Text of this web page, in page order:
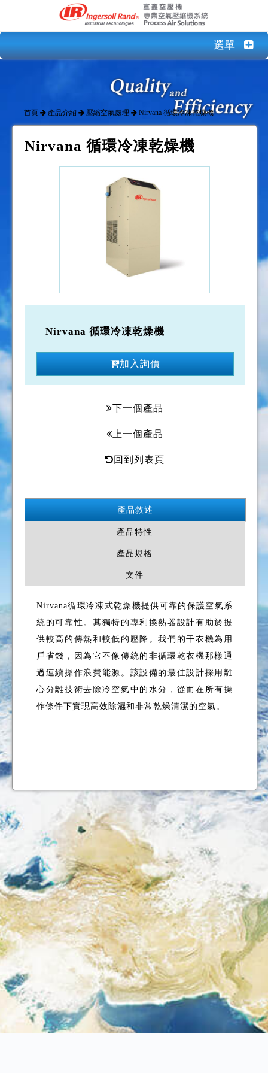
選單
首頁 產品介紹 壓縮空氣處理 Nirvana 循環冷凍乾燥機
Nirvana 循環冷凍乾燥機
Nirvana 循環冷凍乾燥機
加入詢價
下一個產品
上一個產品
回到列表頁
產品敘述
產品特性
產品規格
文件
Nirvana循環冷凍式乾燥機提供可靠的保護空氣系
統的可靠性。其獨特的專利換熱器設計有助於提
供較高的傳熱和較低的壓降。我們的干衣機為用
戶省錢，因為它不像傳統的非循環乾衣機那樣通
過連續操作浪費能源。該設備的最佳設計採用離
心分離技術去除冷空氣中的水分，從而在所有操
作條件下實現高效除濕和非常乾燥清潔的空氣。